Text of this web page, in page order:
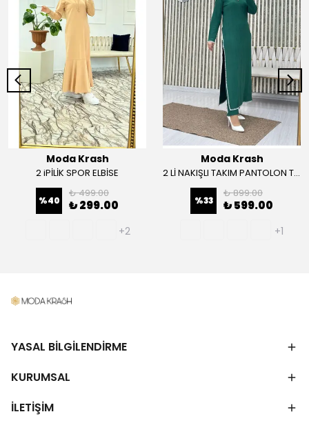
Moda Krash
2 iPİLİK SPOR ELBİSE
%40
₺ 499.00
₺ 299.00
+2
Moda Krash
2 Lİ NAKIŞLI TAKIM PANTOLON TUNİK
%33
₺ 899.00
₺ 599.00
+1
YASAL BİLGİLENDİRME
KURUMSAL
İLETİŞİM